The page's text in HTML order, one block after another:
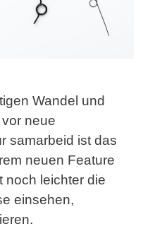
Wandel und
neue
samarbeid ist das
neuen Feature
noch leichter die
einsehen,